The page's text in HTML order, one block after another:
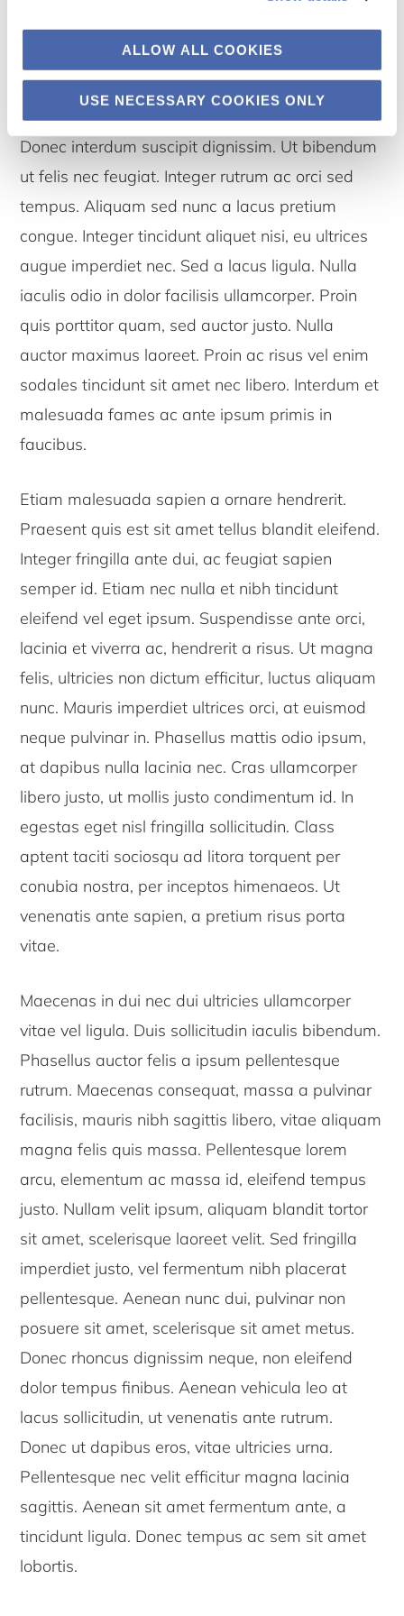
ALLOW ALL COOKIES
USE NECESSARY COOKIES ONLY
nisl. Fusce vulputate convallis fringilla. Fusce
finibus velit sed sapien fringilla, quis porttitor nisi
maximus. Duis rhoncus congue euismod.
Donec interdum suscipit dignissim. Ut bibendum
ut felis nec feugiat. Integer rutrum ac orci sed
tempus. Aliquam sed nunc a lacus pretium
congue. Integer tincidunt aliquet nisi, eu ultrices
augue imperdiet nec. Sed a lacus ligula. Nulla
iaculis odio in dolor facilisis ullamcorper. Proin
quis porttitor quam, sed auctor justo. Nulla
auctor maximus laoreet. Proin ac risus vel enim
sodales tincidunt sit amet nec libero. Interdum et
malesuada fames ac ante ipsum primis in
faucibus.
Etiam malesuada sapien a ornare hendrerit.
Praesent quis est sit amet tellus blandit eleifend.
Integer fringilla ante dui, ac feugiat sapien
semper id. Etiam nec nulla et nibh tincidunt
eleifend vel eget ipsum. Suspendisse ante orci,
lacinia et viverra ac, hendrerit a risus. Ut magna
felis, ultricies non dictum efficitur, luctus aliquam
nunc. Mauris imperdiet ultrices orci, at euismod
neque pulvinar in. Phasellus mattis odio ipsum,
at dapibus nulla lacinia nec. Cras ullamcorper
libero justo, ut mollis justo condimentum id. In
egestas eget nisl fringilla sollicitudin. Class
aptent taciti sociosqu ad litora torquent per
conubia nostra, per inceptos himenaeos. Ut
venenatis ante sapien, a pretium risus porta
vitae.
Maecenas in dui nec dui ultricies ullamcorper
vitae vel ligula. Duis sollicitudin iaculis bibendum.
Phasellus auctor felis a ipsum pellentesque
rutrum. Maecenas consequat, massa a pulvinar
facilisis, mauris nibh sagittis libero, vitae aliquam
magna felis quis massa. Pellentesque lorem
arcu, elementum ac massa id, eleifend tempus
justo. Nullam velit ipsum, aliquam blandit tortor
sit amet, scelerisque laoreet velit. Sed fringilla
imperdiet justo, vel fermentum nibh placerat
pellentesque. Aenean nunc dui, pulvinar non
posuere sit amet, scelerisque sit amet metus.
Donec rhoncus dignissim neque, non eleifend
dolor tempus finibus. Aenean vehicula leo at
lacus sollicitudin, ut venenatis ante rutrum.
Donec ut dapibus eros, vitae ultricies urna.
Pellentesque nec velit efficitur magna lacinia
sagittis. Aenean sit amet fermentum ante, a
tincidunt ligula. Donec tempus ac sem sit amet
lobortis.